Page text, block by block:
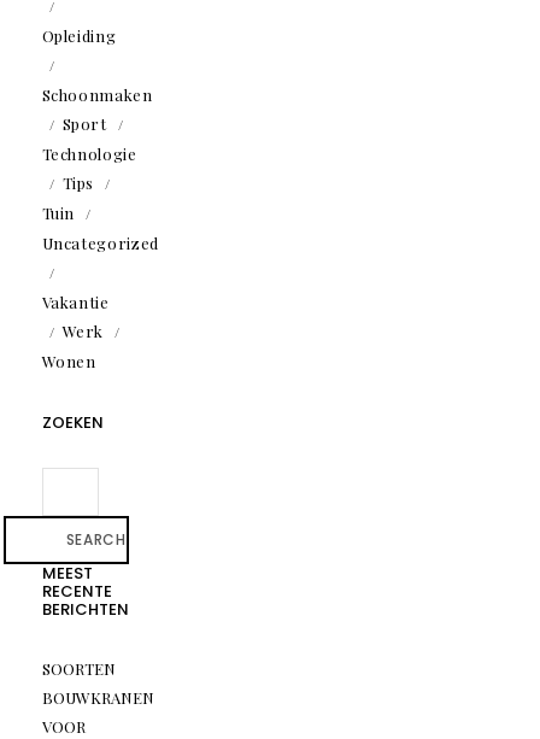
Opleiding
Schoonmaken
Sport
Technologie
Tips
Tuin
Uncategorized
Vakantie
Werk
Wonen
ZOEKEN
SEARCH
MEEST
RECENTE
BERICHTEN
SOORTEN
BOUWKRANEN
VOOR